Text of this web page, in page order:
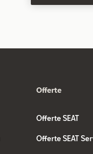
Offerte
Offerte SEAT
Offerte SEAT